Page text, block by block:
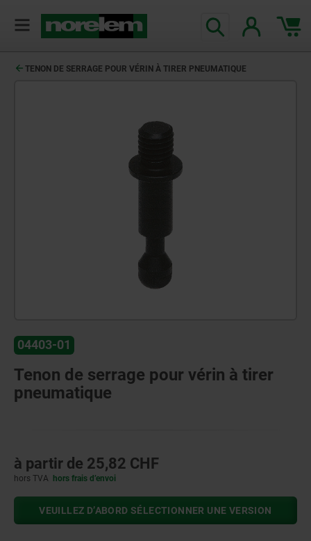
TENON DE SERRAGE POUR VÉRIN À TIRER PNEUMATIQUE
04403-01
Tenon de serrage pour vérin à tirer
pneumatique
à partir de 25,82 CHF
hors TVA hors frais d’envoi
VEUILLEZ D’ABORD SÉLECTIONNER UNE VERSION